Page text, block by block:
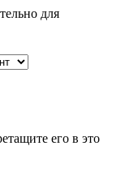
для
его в это